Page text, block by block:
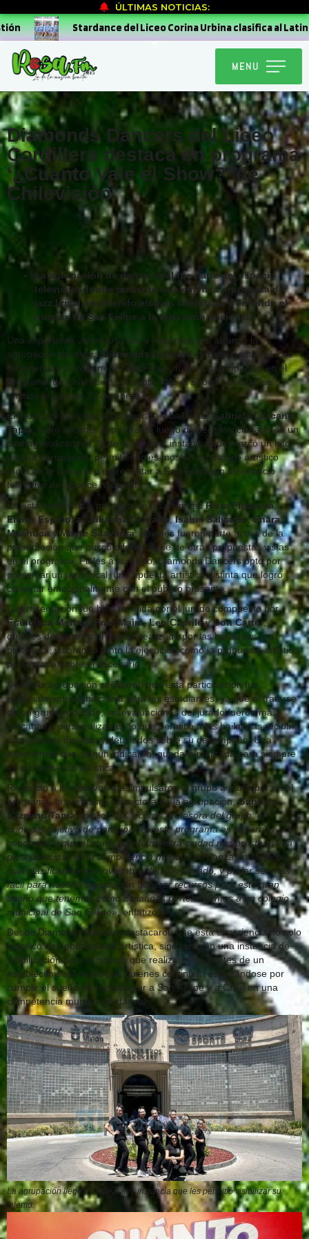
ÚLTIMAS NOTICIAS:
Stardance del Liceo Corina Urbina clasifica al
MENU
Diamonds Dancers del Liceo
Cordillera destaca en programa
‘¿Cuánto Vale el Show?’ de
Chilevisión
La agrupación de danza local fue parte del espacio
televisivo donde presentó una emotiva propuesta de
jazz lirical, recibiendo elogios del jurado y llevando el
nombre de San Felipe a la televisión nacional.-
Una importante vitrina artística a nivel nacional alcanzó la
agrupación de danza
Diamonds Dancers , perteneciente al Liceo
Bicentenario Cordillera de San Felipe, tras su participación en el
programa de Chilevisión ‘¿Cuánto Vale el Show?’, el cual fue
emitido el pasado 22 de enero.
El grupo, dirigido por la coreógrafa y bailarina,Gabriela Lazcano
Tapia , logró acceder al programa luego de ser seleccionado en un
casting realizado el 22 de diciembre, instancia que marcó un hito
para la agrupación, permitiéndoles mostrar su trabajo artístico
fuera de la comuna y representar a San Felipe en un espacio
televisivo de alcance nacional.
En esta experiencia participaron las alumnasPiera Figueroa,
Emma Espinoza, Julianna Delgado,Isabel Salvador,Enara
MachucayMayte Saavedra, quienes fueron parte activa de la
presentación que buscó diferenciarse de otras propuestas vistas
en el programa. Fieles a su estilo, Diamonds Dancers optó por
presentar un jazz lirical, una apuesta artística distinta que logró
conectar emocionalmente con el público presente.
La presentación fue bien recibida por el jurado compuesto por
Francisca Merino
Fran Maira,Leo CaprileyDon Carter,
quienes destacaron el trabajo realizado por las bailarinas y su
profesora, valorando tanto la ejecución como la propuesta artística
presentada sobre el escenario.
Desde la agrupación señalaron que esta participación fue
especialmente significativa para las estudiantes, ya que al tratarse
de un grupo reducido, las evaluaciones del jurado fueron más
cercanas y personalizadas, lo que permitió a las bailarinas recibir
comentarios directos y detallados sobre su desempeño. Una
experiencia que, según indicaron, quedará marcada para siempre
en su formación artística.
Respecto a los motivos que impulsaron al grupo a participar en el
programa, la profesora y directora de la agrupación,Gabriela
Lazcano Tapia , explicó que «como profesora del grupo, el
principal objetivo de participar en este programa es hacernos
conocidas y que el municipio de nuestra ciudad nos preste ayuda
para participar en la competencia mundial de danza en México a la
cual clasificamos en noviembre del año pasado, y poder ser más
fácil para nuestra agrupación generar recursos para este gran
sueño que tenemos como bailarinas pertenecientes a un colegio
municipal de San Felipe», enfatizó.
Desde Diamonds Dancers destacaron que esta experiencia no solo
significó una oportunidad artística, sino también una instancia de
visibilización para el trabajo que realizan estudiantes de un
establecimiento municipal, quienes continúan esforzándose por
cumplir el sueño de representar a San Felipe y a Chile en una
competencia mundial de danza.
La agrupación llegó a Chilevisión, instancia que les permitió visibilizar su
talento.